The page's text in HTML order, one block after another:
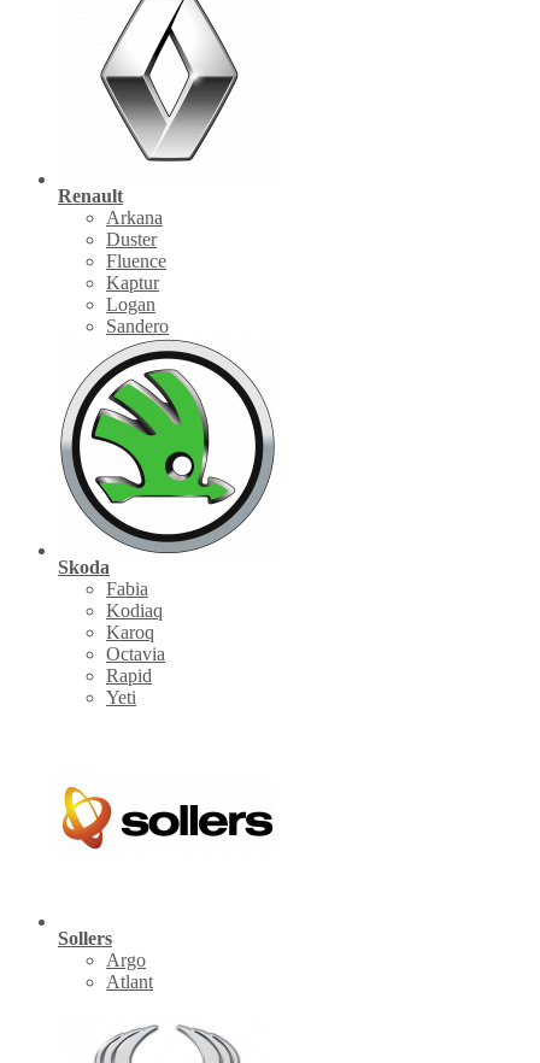
Renault
Arkana
Duster
Fluence
Kaptur
Logan
Sandero
Skoda
Fabia
Kodiaq
Karoq
Octavia
Rapid
Yeti
Sollers
Argo
Atlant